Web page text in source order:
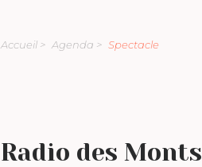
Accueil > Agenda > Spectacle
Radio des Monts